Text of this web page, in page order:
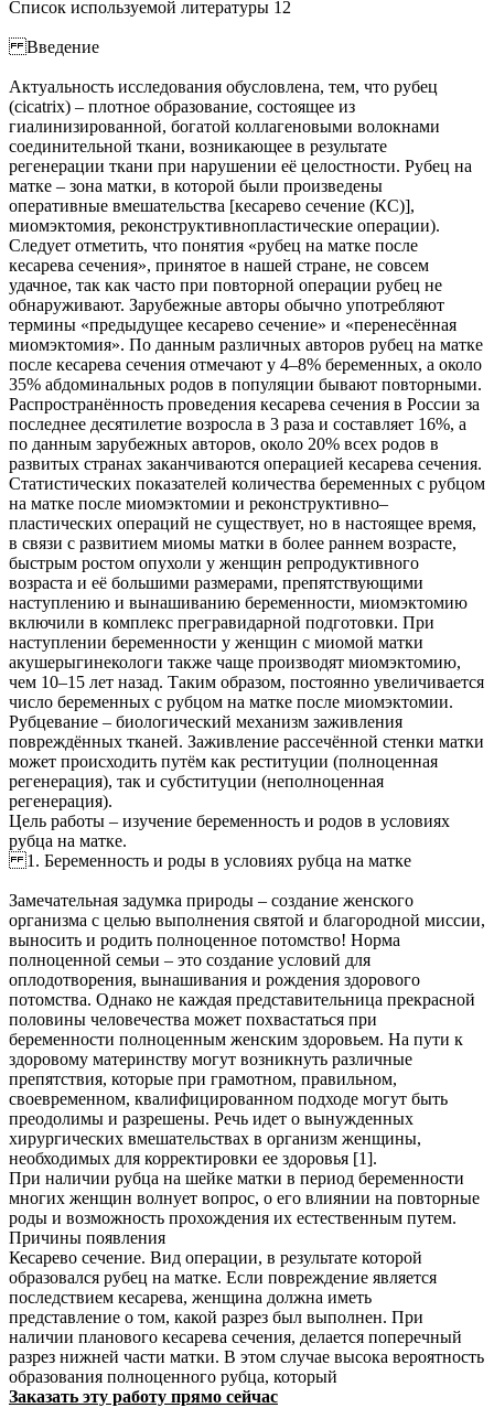
Список используемой литературы 12
Введение
Актуальность исследования обусловлена, тем, что рубец
(cicatrix) – плотное образование, состоящее из
гиалинизированной, богатой коллагеновыми волокнами
соединительной ткани, возникающее в результате
регенерации ткани при нарушении её целостности. Рубец на
матке – зона матки, в которой были произведены
оперативные вмешательства [кесарево сечение (КС)],
миомэктомия, реконструктивнопластические операции).
Следует отметить, что понятия «рубец на матке после
кесарева сечения», принятое в нашей стране, не совсем
удачное, так как часто при повторной операции рубец не
обнаруживают. Зарубежные авторы обычно употребляют
термины «предыдущее кесарево сечение» и «перенесённая
миомэктомия». По данным различных авторов рубец на матке
после кесарева сечения отмечают у 4–8% беременных, а около
35% абдоминальных родов в популяции бывают повторными.
Распространённость проведения кесарева сечения в России за
последнее десятилетие возросла в 3 раза и составляет 16%, а
по данным зарубежных авторов, около 20% всех родов в
развитых странах заканчиваются операцией кесарева сечения.
Статистических показателей количества беременных с рубцом
на матке после миомэктомии и реконструктивно–
пластических операций не существует, но в настоящее время,
в связи с развитием миомы матки в более раннем возрасте,
быстрым ростом опухоли у женщин репродуктивного
возраста и её большими размерами, препятствующими
наступлению и вынашиванию беременности, миомэктомию
включили в комплекс прегравидарной подготовки. При
наступлении беременности у женщин с миомой матки
акушерыгинекологи также чаще производят миомэктомию,
чем 10–15 лет назад. Таким образом, постоянно увеличивается
число беременных с рубцом на матке после миомэктомии.
Рубцевание – биологический механизм заживления
повреждённых тканей. Заживление рассечённой стенки матки
может происходить путём как реституции (полноценная
регенерация), так и субституции (неполноценная
регенерация).
Цель работы – изучение беременность и родов в условиях
рубца на матке.
1. Беременность и роды в условиях рубца на матке
Замечательная задумка природы – создание женского
организма с целью выполнения святой и благородной миссии,
выносить и родить полноценное потомство! Норма
полноценной семьи – это создание условий для
оплодотворения, вынашивания и рождения здорового
потомства. Однако не каждая представительница прекрасной
половины человечества может похвастаться при
беременности полноценным женским здоровьем. На пути к
здоровому материнству могут возникнуть различные
препятствия, которые при грамотном, правильном,
своевременном, квалифицированном подходе могут быть
преодолимы и разрешены. Речь идет о вынужденных
хирургических вмешательствах в организм женщины,
необходимых для корректировки ее здоровья [1].
При наличии рубца на шейке матки в период беременности
многих женщин волнует вопрос, о его влиянии на повторные
роды и возможность прохождения их естественным путем.
Причины появления
Кесарево сечение. Вид операции, в результате которой
образовался рубец на матке. Если повреждение является
последствием кесарева, женщина должна иметь
представление о том, какой разрез был выполнен. При
наличии планового кесарева сечения, делается поперечный
разрез нижней части матки. В этом случае высока вероятность
образования полноценного рубца, который
Заказать эту работу прямо сейчас